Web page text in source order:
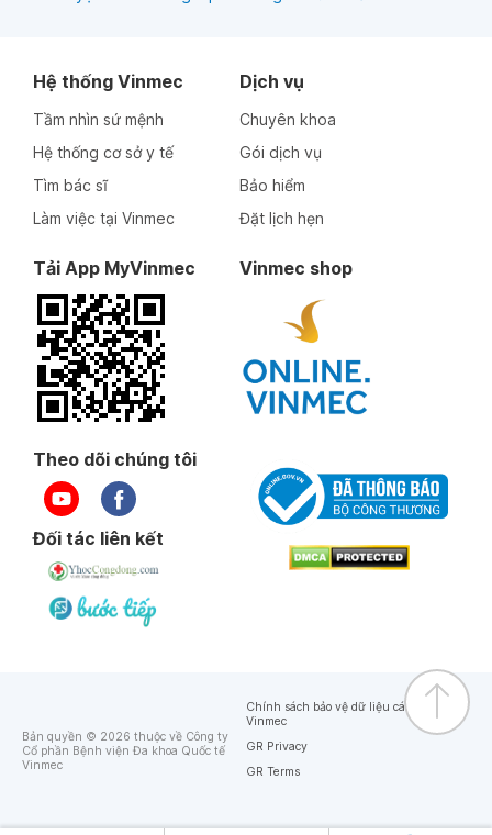
Hệ thống Vinmec
Tầm nhìn sứ mệnh
Hệ thống cơ sở y tế
Tìm bác sĩ
Làm việc tại Vinmec
Dịch vụ
Chuyên khoa
Gói dịch vụ
Bảo hiểm
Đặt lịch hẹn
Tải App MyVinmec Vinmec shop
Theo dõi chúng tôi
Đối tác liên kết
Bản quyền © 2026 thuộc về Công ty
Cổ phần Bệnh viện Đa khoa Quốc tế
Vinmec
Chính sách bảo vệ dữ liệu cá nhân của
Vinmec
GR Privacy
GR Terms